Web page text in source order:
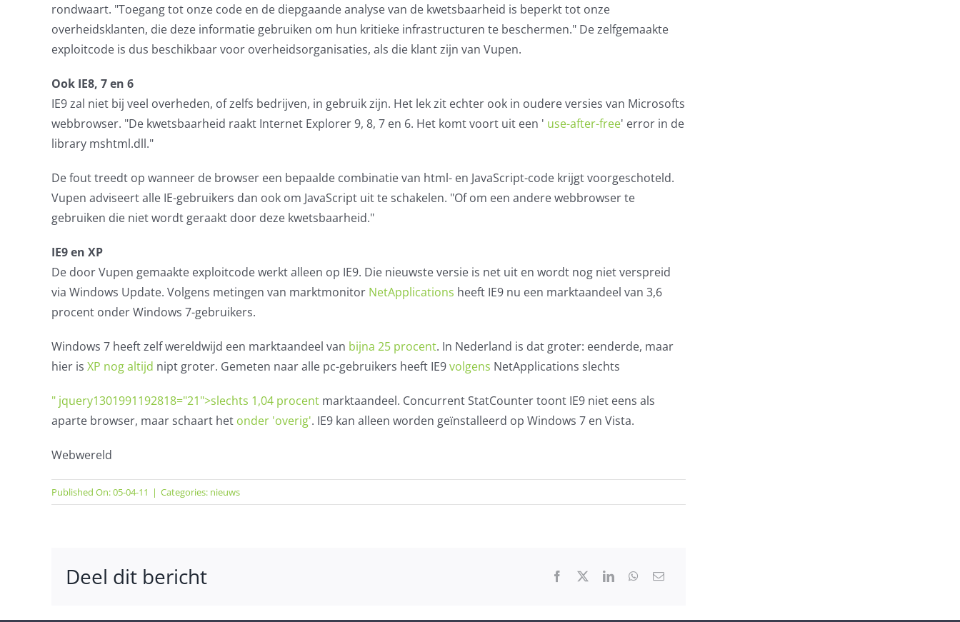
rondwaart. "Toegang tot onze code en de diepgaande analyse van de kwetsbaarheid is beperkt tot onze
overheidsklanten, die deze informatie gebruiken om hun kritieke infrastructuren te beschermen." De zelfgemaakte
exploitcode is dus beschikbaar voor overheidsorganisaties, als die klant zijn van Vupen.
Ook IE8, 7 en 6
IE9 zal niet bij veel overheden, of zelfs bedrijven, in gebruik zijn. Het lek zit echter ook in oudere versies van Microsofts
webbrowser. "De kwetsbaarheid raakt Internet Explorer 9, 8, 7 en 6. Het komt voort uit een ' use-after-free' error in de
library mshtml.dll."
De fout treedt op wanneer de browser een bepaalde combinatie van html- en JavaScript-code krijgt voorgeschoteld.
Vupen adviseert alle IE-gebruikers dan ook om JavaScript uit te schakelen. "Of om een andere webbrowser te
gebruiken die niet wordt geraakt door deze kwetsbaarheid."
IE9 en XP
De door Vupen gemaakte exploitcode werkt alleen op IE9. Die nieuwste versie is net uit en wordt nog niet verspreid
via Windows Update. Volgens metingen van marktmonitor NetApplications heeft IE9 nu een marktaandeel van 3,6
procent onder Windows 7-gebruikers.
Windows 7 heeft zelf wereldwijd een marktaandeel van bijna 25 procent. In Nederland is dat groter: eenderde, maar
hier is XP nog altijd nipt groter. Gemeten naar alle pc-gebruikers heeft IE9volgens NetApplications slechts
" jquery1301991192818="21">slechts 1,04 procentmarktaandeel. Concurrent StatCounter toont IE9 niet eens als
aparte browser, maar schaart het onder 'overig'. IE9 kan alleen worden geïnstalleerd op Windows 7 en Vista.
Webwereld
Published On: 05-04-11 | Categories: nieuws
Deel dit bericht